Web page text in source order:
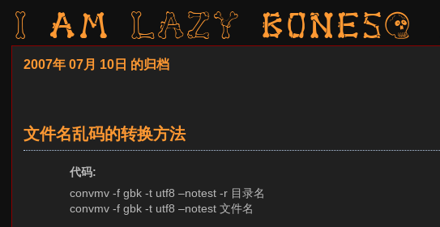
I am LAZY bones?
2007年 07月 10日 的归档
文件名乱码的转换方法
代码:
convmv -f gbk -t utf8 –notest -r 目录名
convmv -f gbk -t utf8 –notest 文件名